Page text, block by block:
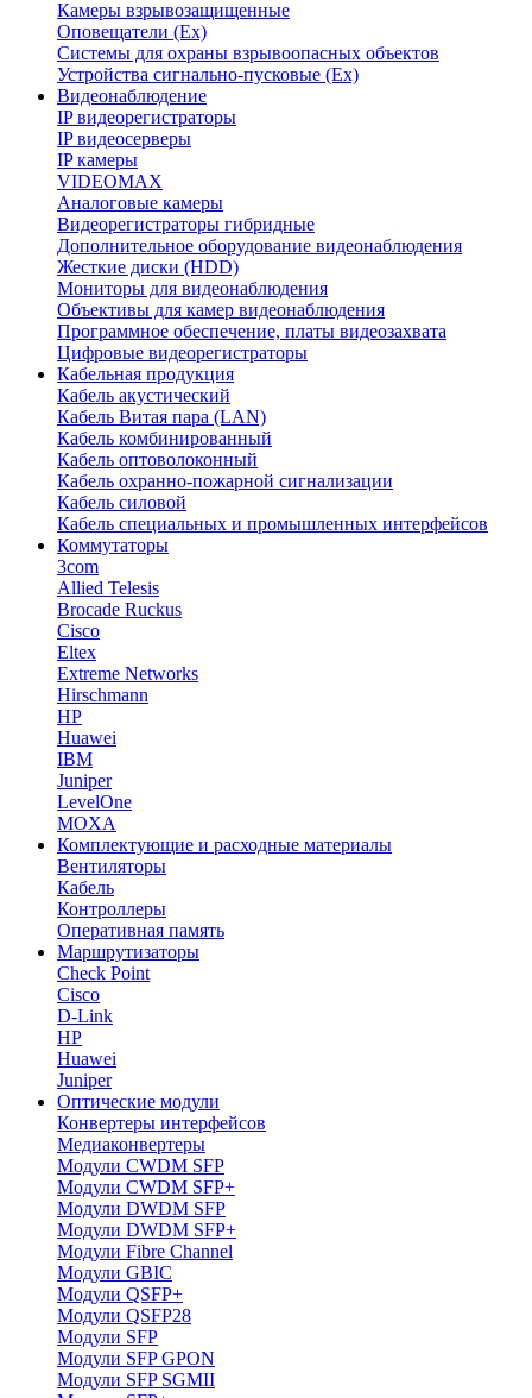
Камеры взрывозащищенные
Оповещатели (Ex)
Системы для охраны взрывоопасных объектов
Устройства сигнально-пусковые (Ex)
Видеонаблюдение
IP видеорегистраторы
IP видеосерверы
IP камеры
VIDEOMAX
Аналоговые камеры
Видеорегистраторы гибридные
Дополнительное оборудование видеонаблюдения
Жесткие диски (HDD)
Мониторы для видеонаблюдения
Объективы для камер видеонаблюдения
Программное обеспечение, платы видеозахвата
Цифровые видеорегистраторы
Кабельная продукция
Кабель акустический
Кабель Витая пара (LAN)
Кабель комбинированный
Кабель оптоволоконный
Кабель охранно-пожарной сигнализации
Кабель силовой
Кабель специальных и промышленных интерфейсов
Коммутаторы
3com
Allied Telesis
Brocade Ruckus
Cisco
Eltex
Extreme Networks
Hirschmann
HP
Huawei
IBM
Juniper
LevelOne
MOXA
Комплектующие и расходные материалы
Вентиляторы
Кабель
Контроллеры
Оперативная память
Маршрутизаторы
Check Point
Cisco
D-Link
HP
Huawei
Juniper
Оптические модули
Конвертеры интерфейсов
Медиаконвертеры
Модули CWDM SFP
Модули CWDM SFP+
Модули DWDM SFP
Модули DWDM SFP+
Модули Fibre Channel
Модули GBIC
Модули QSFP+
Модули QSFP28
Модули SFP
Модули SFP GPON
Модули SFP SGMII